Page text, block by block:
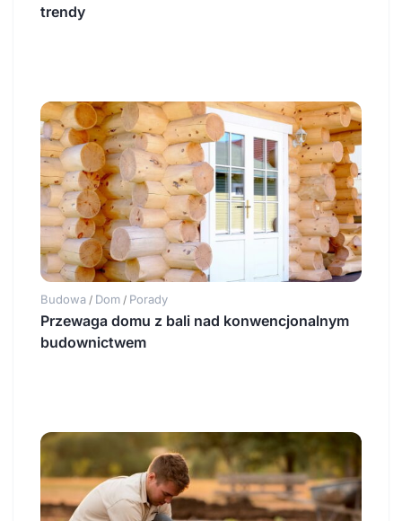
trendy
Budowa / Dom / Porady
Przewaga domu z bali nad konwencjonalnym
budownictwem